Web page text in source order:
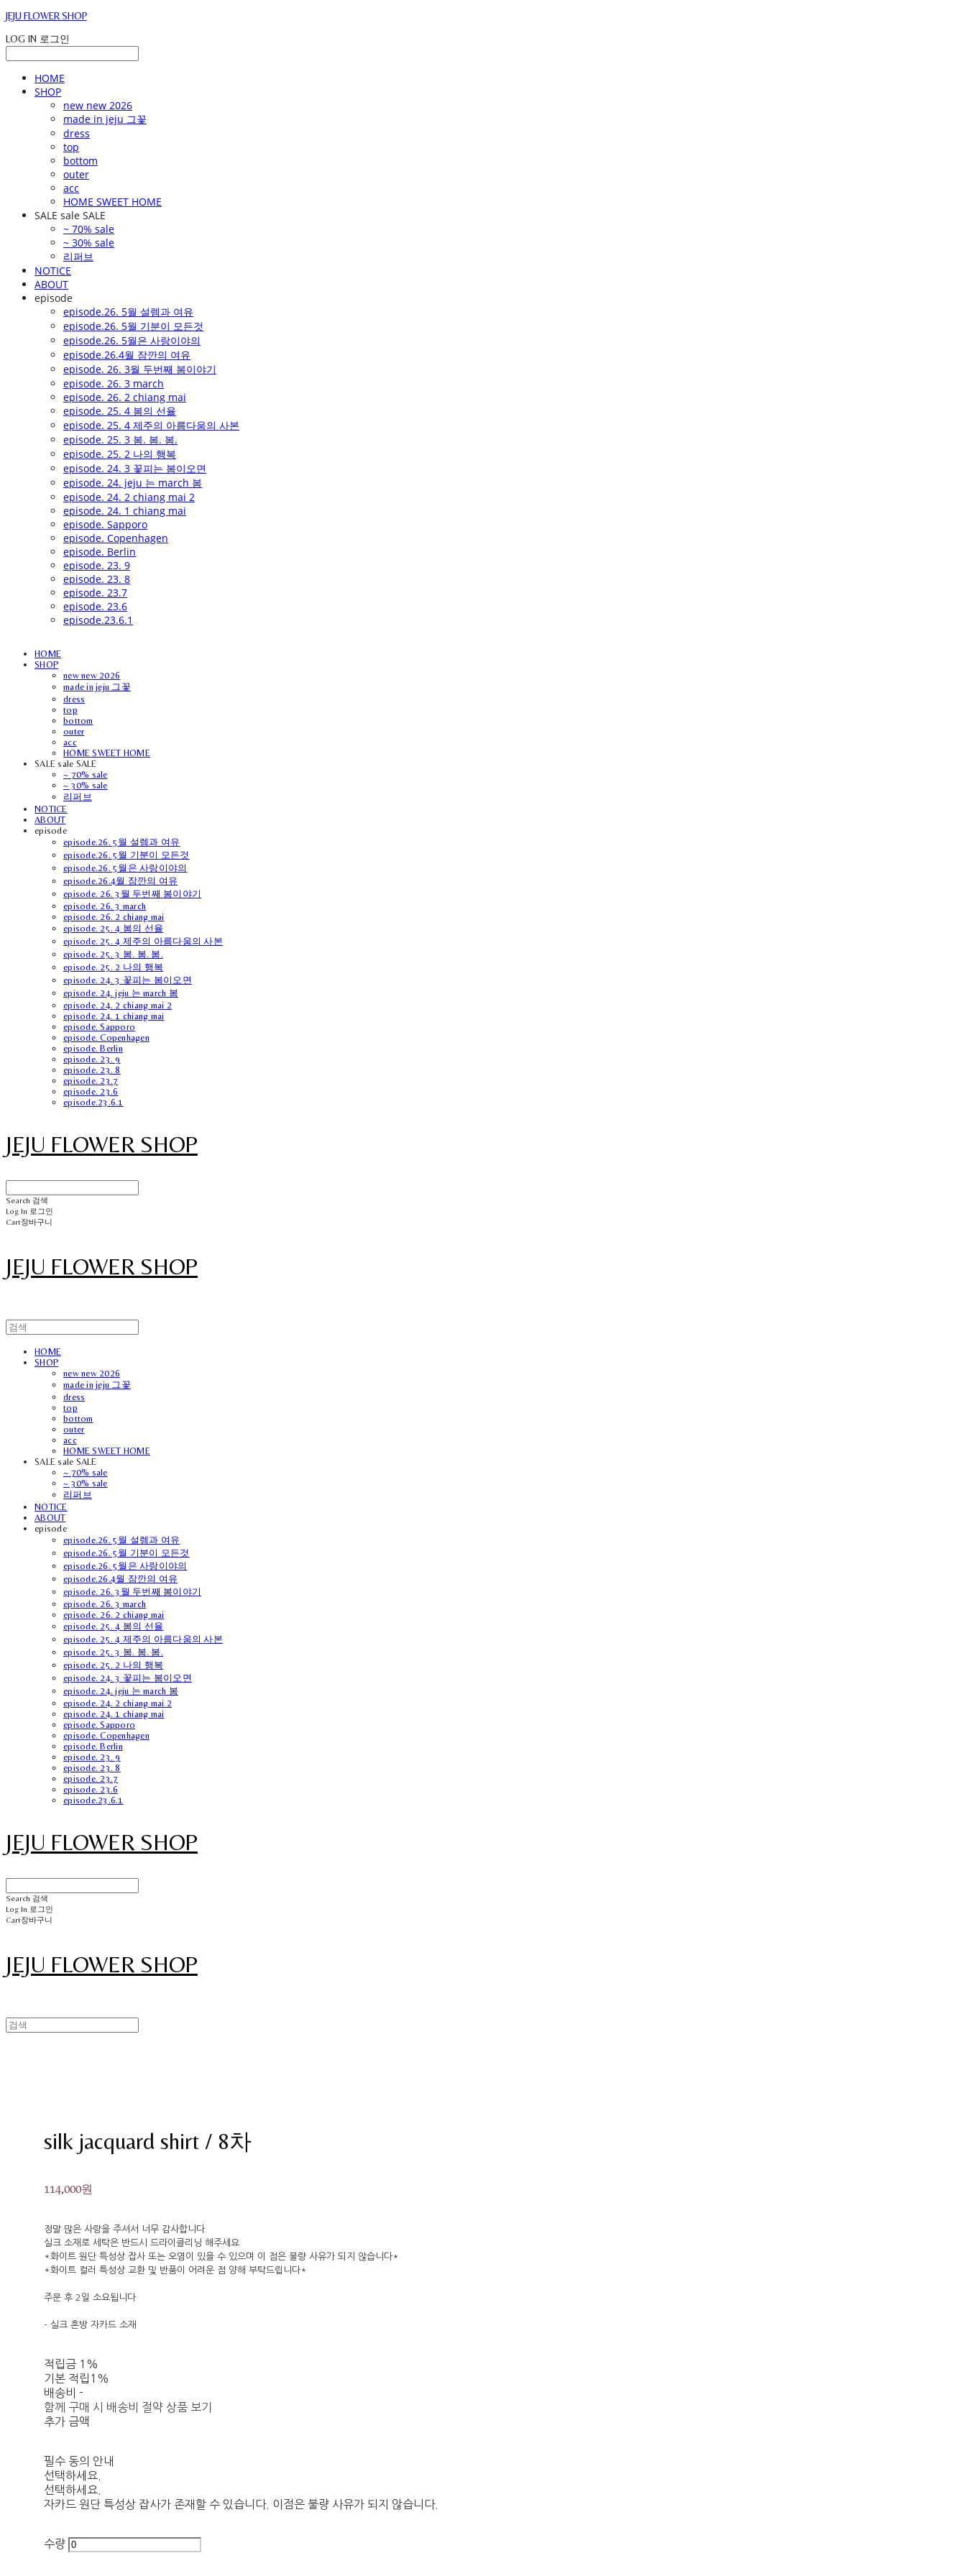
JEJU FLOWER SHOP
LOG IN 로그인
HOME
SHOP
new new 2026
made in jeju 그꽃
dress
top
bottom
outer
acc
HOME SWEET HOME
SALE sale SALE
~ 70% sale
~ 30% sale
리퍼브
NOTICE
ABOUT
episode
episode.26. 5월 설렘과 여유
episode.26. 5월 기분이 모든것
episode.26. 5월은 사랑이야의
episode.26.4월 잠깐의 여유
episode. 26. 3월 두번째 봄이야기
episode. 26. 3 march
episode. 26. 2 chiang mai
episode. 25. 4 봄의 선율
episode. 25. 4 제주의 아름다움의 사본
episode. 25. 3 봄. 봄. 봄.
episode. 25. 2 나의 행복
episode. 24. 3 꽃피는 봄이오면
episode. 24. jeju 는 march 봄
episode. 24. 2 chiang mai 2
episode. 24. 1 chiang mai
episode. Sapporo
episode. Copenhagen
episode. Berlin
episode. 23. 9
episode. 23. 8
episode. 23.7
episode. 23.6
episode.23.6.1
HOME
SHOP
new new 2026
made in jeju 그꽃
dress
top
bottom
outer
acc
HOME SWEET HOME
SALE sale SALE
~ 70% sale
~ 30% sale
리퍼브
NOTICE
ABOUT
episode
episode.26. 5월 설렘과 여유
episode.26. 5월 기분이 모든것
episode.26. 5월은 사랑이야의
episode.26.4월 잠깐의 여유
episode. 26. 3월 두번째 봄이야기
episode. 26. 3 march
episode. 26. 2 chiang mai
episode. 25. 4 봄의 선율
episode. 25. 4 제주의 아름다움의 사본
episode. 25. 3 봄. 봄. 봄.
episode. 25. 2 나의 행복
episode. 24. 3 꽃피는 봄이오면
episode. 24. jeju 는 march 봄
episode. 24. 2 chiang mai 2
episode. 24. 1 chiang mai
episode. Sapporo
episode. Copenhagen
episode. Berlin
episode. 23. 9
episode. 23. 8
episode. 23.7
episode. 23.6
episode.23.6.1
JEJU FLOWER SHOP
Search 검색
Log In 로그인
Cart장바구니
JEJU FLOWER SHOP
HOME
SHOP
new new 2026
made in jeju 그꽃
dress
top
bottom
outer
acc
HOME SWEET HOME
SALE sale SALE
~ 70% sale
~ 30% sale
리퍼브
NOTICE
ABOUT
episode
episode.26. 5월 설렘과 여유
episode.26. 5월 기분이 모든것
episode.26. 5월은 사랑이야의
episode.26.4월 잠깐의 여유
episode. 26. 3월 두번째 봄이야기
episode. 26. 3 march
episode. 26. 2 chiang mai
episode. 25. 4 봄의 선율
episode. 25. 4 제주의 아름다움의 사본
episode. 25. 3 봄. 봄. 봄.
episode. 25. 2 나의 행복
episode. 24. 3 꽃피는 봄이오면
episode. 24. jeju 는 march 봄
episode. 24. 2 chiang mai 2
episode. 24. 1 chiang mai
episode. Sapporo
episode. Copenhagen
episode. Berlin
episode. 23. 9
episode. 23. 8
episode. 23.7
episode. 23.6
episode.23.6.1
JEJU FLOWER SHOP
Search 검색
Log In 로그인
Cart장바구니
JEJU FLOWER SHOP
silk jacquard shirt / 8차
114,000원
정말 많은 사랑을 주셔서 너무 감사합니다.
실크 소재로 세탁은 반드시 드라이클리닝 해주세요
*화이트 원단 특성상 잡사 또는 오염이 있을 수 있으며 이 점은 불량 사유가 되지 않습니다*
*화이트 컬러 특성상 교환 및 반품이 어려운 점 양해 부탁드립니다*
주문 후 2일 소요됩니다
- 실크 혼방 자카드 소재
적립금 1%
기본 적립 1%
배송비 -
함께 구매 시 배송비 절약 상품 보기
추가 금액
필수 동의 안내
선택하세요.
선택하세요.
자카드 원단 특성상 잡사가 존재할 수 있습니다. 이점은 불량 사유가 되지 않습니다.
수량